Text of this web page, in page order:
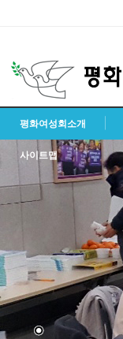
평화여성회소개
사이트맵